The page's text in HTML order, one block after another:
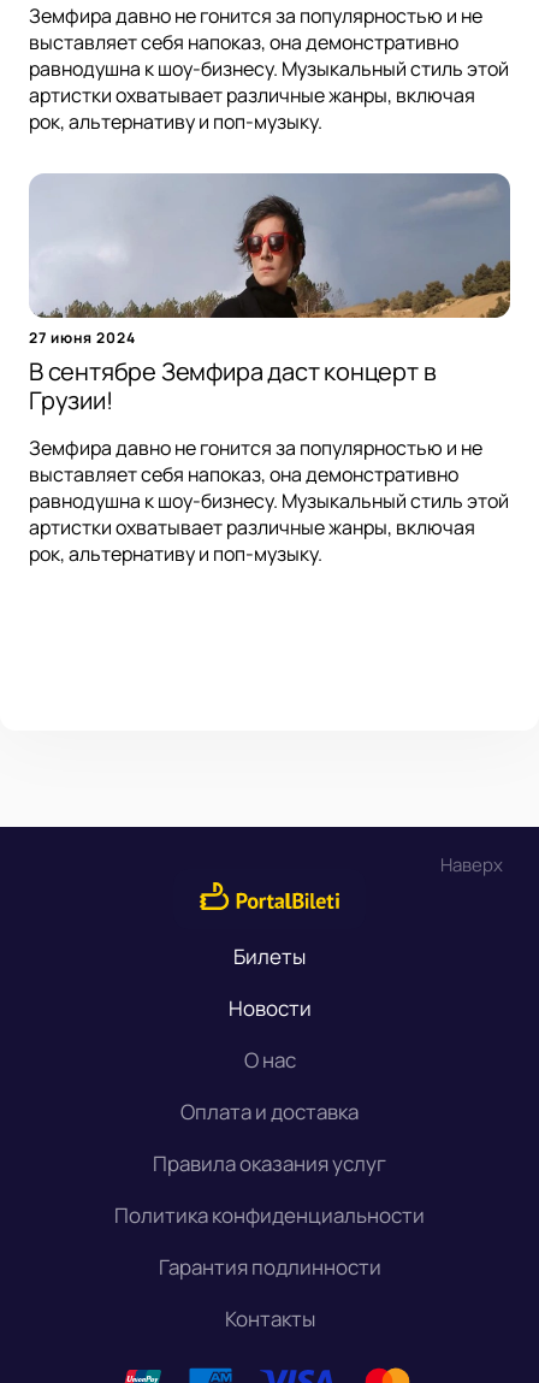
Земфира давно не гонится за популярностью и не
выставляет себя напоказ, она демонстративно
равнодушна к шоу-бизнесу. Музыкальный стиль этой
артистки охватывает различные жанры, включая
рок, альтернативу и поп-музыку.
27 июня 2024
В сентябре Земфира даст концерт в
Грузии!
Земфира давно не гонится за популярностью и не
выставляет себя напоказ, она демонстративно
равнодушна к шоу-бизнесу. Музыкальный стиль этой
артистки охватывает различные жанры, включая
рок, альтернативу и поп-музыку.
Наверх
Билеты
Новости
О нас
Оплата и доставка
Правила оказания услуг
Политика конфиденциальности
Гарантия подлинности
Контакты